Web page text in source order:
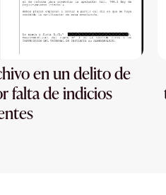
en un delito de
falta de indicios